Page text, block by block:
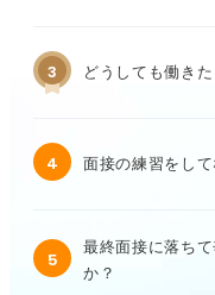
3 どうしても働き
4 面接の練習をし
5
最終面接に落ち
か？